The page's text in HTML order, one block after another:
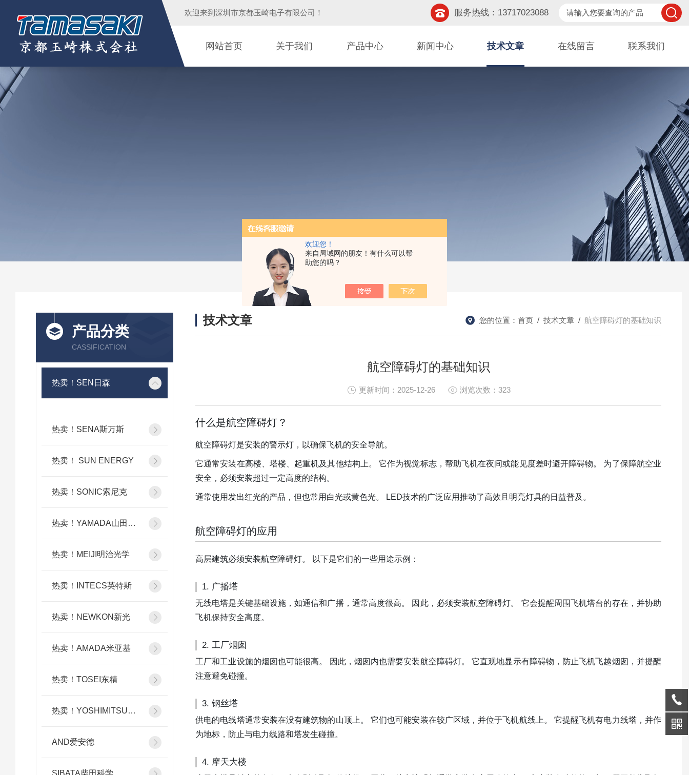
欢迎您！
来自局域网的朋友！有什么可以帮
助您的吗？
欢迎来到 深圳市京都玉崎电子有限公司 ！ 服务热线：13717023088
网站首页 关于我们 产品中心 新闻中心 技术文章 在线留言 联系我们
产品分类
CASSIFICATION
热卖！SEN日森
热卖！SENA斯万斯
热卖！ SUN ENERGY
热卖！SONIC索尼克
热卖！YAMADA山田光学
热卖！MEIJI明治光学
热卖！INTECS英特斯
热卖！NEWKON新光
热卖！AMADA米亚基
热卖！TOSEI东精
热卖！YOSHIMITSU小平
AND爱安德
SIBATA柴田科学
技术文章 您的位置： 首页 / 技术文章 / 航空障碍灯的基础知识
航空障碍灯的基础知识
更新时间：2025-12-26 浏览次数：323
什么是航空障碍灯？
航空障碍灯是安装的警示灯，以确保飞机的安全导航。
它通常安装在高楼、塔楼、起重机及其他结构上。 它作为视觉标志，帮助飞机在夜间或能见度差时避开障碍物。 为了保障航空业
安全，必须安装超过一定高度的结构。
通常使用发出红光的产品，但也常用白光或黄色光。 LED技术的广泛应用推动了高效且明亮灯具的日益普及。
航空障碍灯的应用
高层建筑必须安装航空障碍灯。 以下是它们的一些用途示例：
1. 广播塔
无线电塔是关键基础设施，如通信和广播，通常高度很高。 因此，必须安装航空障碍灯。 它会提醒周围飞机塔台的存在，并协助
飞机保持安全高度。
2. 工厂烟囱
工厂和工业设施的烟囱也可能很高。 因此，烟囱内也需要安装航空障碍灯。 它直观地显示有障碍物，防止飞机飞越烟囱，并提醒
注意避免碰撞。
3. 钢丝塔
供电的电线塔通常安装在没有建筑物的山顶上。 它们也可能安装在较广区域，并位于飞机航线上。 它提醒飞机有电力线塔，并作
为地标，防止与电力线路和塔发生碰撞。
4. 摩天大楼